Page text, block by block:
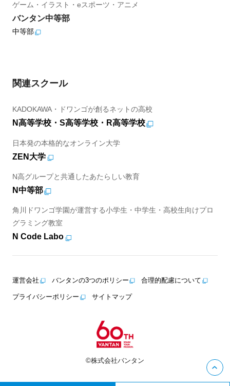
ゲーム・イラスト・eスポーツ・アニメ
バンタン中等部
中等部
関連スクール
KADOKAWA・ドワンゴが創るネットの高校
N高等学校・S高等学校・R高等学校
日本発の本格的なオンライン大学
ZEN大学
N高グループと共通したあたらしい教育
N中等部
角川ドワンゴ学園が運営する小学生・中学生・高校生向けプロ
グラミング教室
N Code Labo
運営会社 バンタンの3つのポリシー 合理的配慮について
プライバシーポリシー サイトマップ
©株式会社バンタン